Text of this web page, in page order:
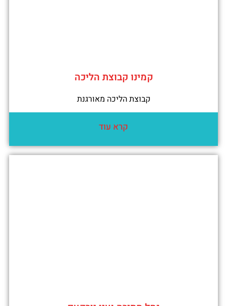
קמינו קבוצת הליכה
קבוצת הליכה מאורגנת
קרא עוד